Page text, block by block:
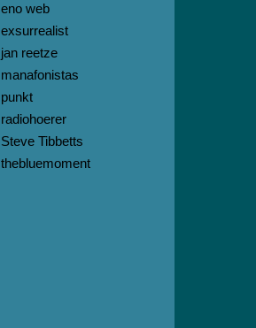
eno web
exsurrealist
jan reetze
manafonistas
punkt
radiohoerer
Steve Tibbetts
thebluemoment